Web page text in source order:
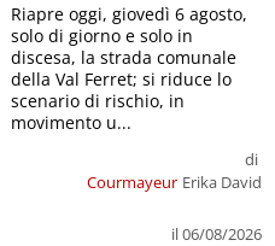
Courmayeur
di
Erika David
il 06/08/2026
Riapre oggi, giovedì 6 agosto,
solo di giorno e solo in
discesa, la strada comunale
della Val Ferret; si riduce lo
scenario di rischio, in
movimento u...